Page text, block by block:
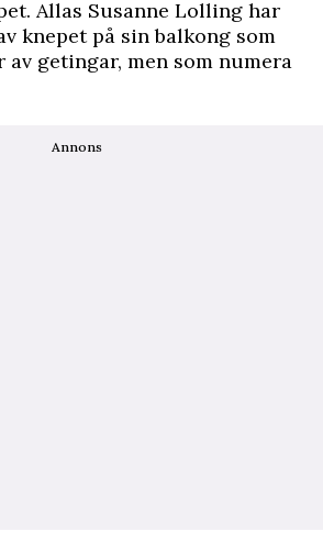
Allas Susanne Lolling har
knepet på sin balkong som
getingar, men som numera
Annons